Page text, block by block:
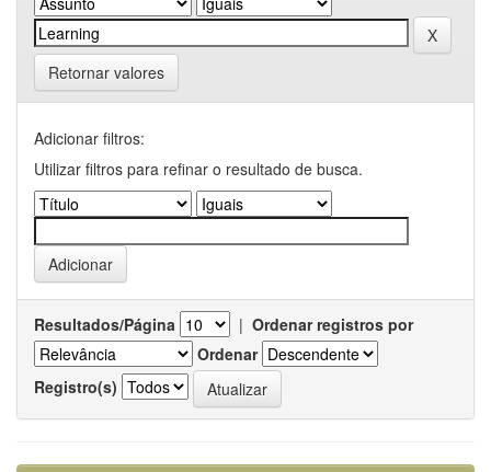
Retornar valores
Adicionar filtros:
Utilizar filtros para refinar o resultado de busca.
Resultados/Página | Ordenar registros por
Ordenar
Registro(s)